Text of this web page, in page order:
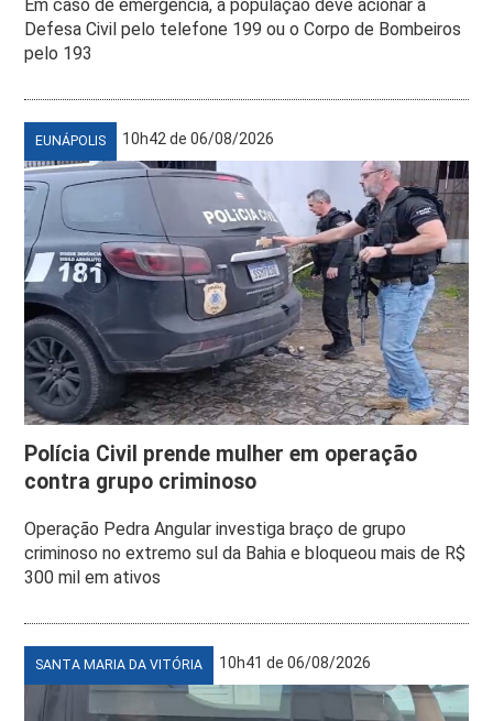
Em caso de emergência, a população deve acionar a
Defesa Civil pelo telefone 199 ou o Corpo de Bombeiros
pelo 193
EUNÁPOLIS 10h42 de 06/08/2026
Polícia Civil prende mulher em operação
contra grupo criminoso
Operação Pedra Angular investiga braço de grupo
criminoso no extremo sul da Bahia e bloqueou mais de R$
300 mil em ativos
SANTA MARIA DA VITÓRIA 10h41 de 06/08/2026